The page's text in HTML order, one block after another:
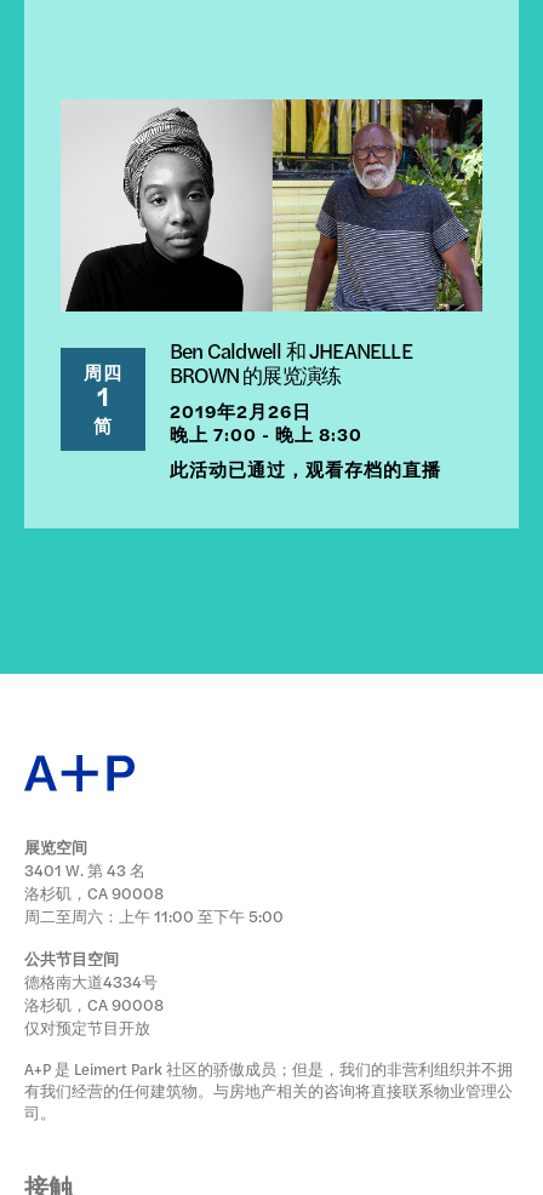
周四
1
简
Ben Caldwell 和 JHEANELLE
BROWN 的展览演练
2019年2月26日
晚上 7:00 - 晚上 8:30
此活动已通过，观看存档的直播
展览空间
3401 W. 第 43 名
洛杉矶，CA 90008
周二至周六：上午 11:00 至下午 5:00
公共节目空间
德格南大道4334号
洛杉矶，CA 90008
仅对预定节目开放
A+P 是 Leimert Park 社区的骄傲成员；但是，我们的非营利组织并不拥
有我们经营的任何建筑物。与房地产相关的咨询将直接联系物业管理公
司。
接触